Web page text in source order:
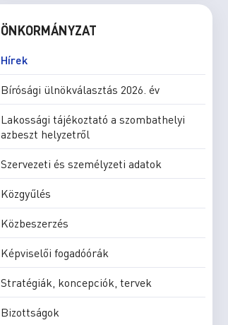
ÖNKORMÁNYZAT
Hírek
Bírósági ülnökválasztás 2026. év
Lakossági tájékoztató a szombathelyi
azbeszt helyzetről
Szervezeti és személyzeti adatok
Közgyűlés
Közbeszerzés
Képviselői fogadóórák
Stratégiák, koncepciók, tervek
Bizottságok